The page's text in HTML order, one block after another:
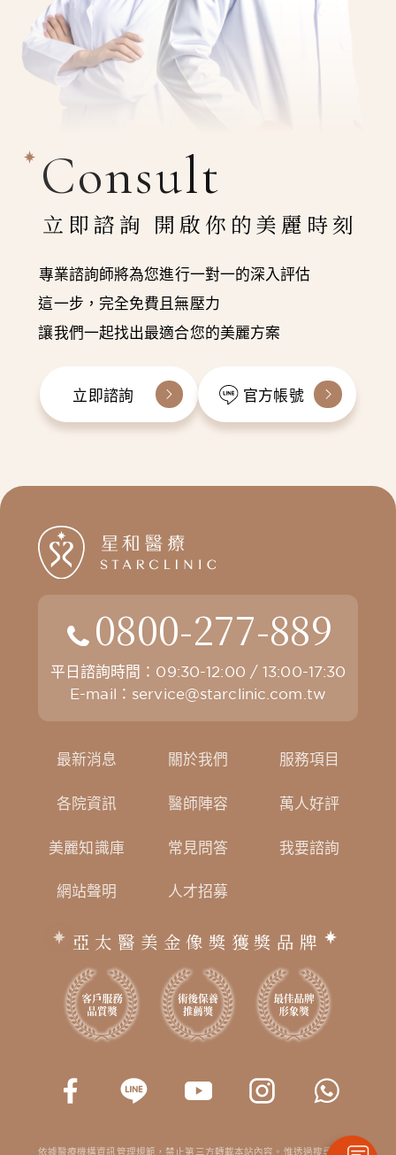
Consult
立即諮詢 開啟你的美麗時刻
專業諮詢師將為您進行一對一的深入評估
這一步，完全免費且無壓力
讓我們一起找出最適合您的美麗方案
立即諮詢 官方帳號
0800-277-889
平日諮詢時間：09:30-12:00 / 13:00-17:30
E-mail： service@starclinic.com.tw
最新消息 關於我們 服務項目
各院資訊 醫師陣容 萬人好評
美麗知識庫 常見問答 我要諮詢
網站聲明 人才招募
亞太醫美金像獎獲獎品牌
依據醫療機構資訊管理規範，禁止第三方轉載本站內容。惟透過搜尋